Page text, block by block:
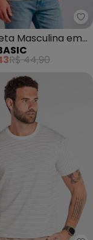
Masculina em
Branco
R$ 44,90